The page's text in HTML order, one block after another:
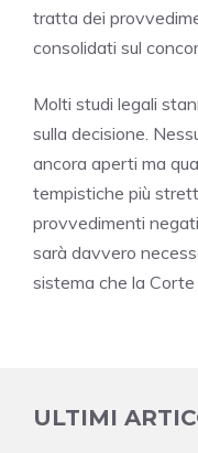
tratta dei
consolidati sul
Molti studi legali
sulla decisione.
ancora aperti ma
tempistiche più
provvedimenti
sarà davvero
sistema che la Corte
ULTIMI